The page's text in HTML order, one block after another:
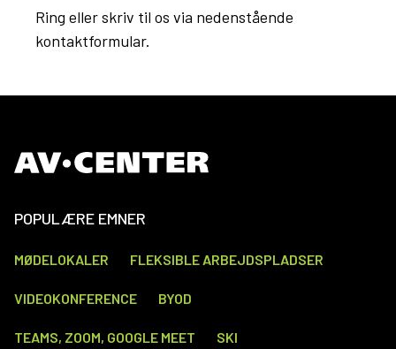
Ring eller skriv til os via nedenstående
kontaktformular.
POPULÆRE EMNER
MØDELOKALER FLEKSIBLE ARBEJDSPLADSER
VIDEOKONFERENCE BYOD
TEAMS, ZOOM, GOOGLE MEET SKI